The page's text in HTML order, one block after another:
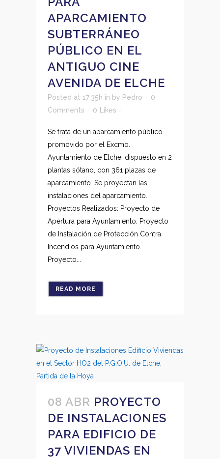
APARCAMIENTO
SUBTERRÁNEO
PÚBLICO EN EL
ANTIGUO CINE
AVENIDA DE ELCHE
Posted at 17:35h in by Pedro
0
Comments
0 Likes
Se trata de un aparcamiento público
promovido por el Excmo.
Ayuntamiento de Elche, dispuesto en 2
plantas sótano, con 361 plazas de
aparcamiento. Se proyectan las
instalaciones del aparcamiento.
Proyectos Realizados: Proyecto de
Apertura para Ayuntamiento. Proyecto
de Instalación de Protección Contra
Incendios para Ayuntamiento.
Proyecto...
READ MORE
08 ABR PROYECTO
DE INSTALACIONES
PARA EDIFICIO DE
37 VIVIENDAS EN